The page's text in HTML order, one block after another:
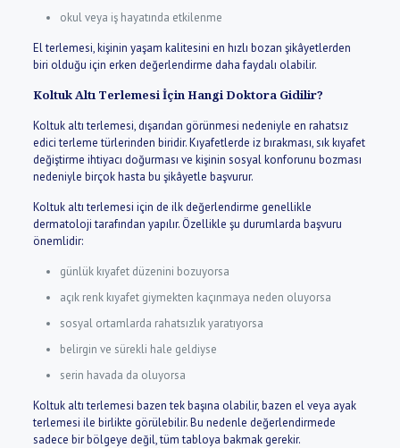
okul veya iş hayatında etkilenme
El terlemesi, kişinin yaşam kalitesini en hızlı bozan şikâyetlerden
biri olduğu için erken değerlendirme daha faydalı olabilir.
Koltuk Altı Terlemesi İçin Hangi Doktora Gidilir?
Koltuk altı terlemesi, dışarıdan görünmesi nedeniyle en rahatsız
edici terleme türlerinden biridir. Kıyafetlerde iz bırakması, sık kıyafet
değiştirme ihtiyacı doğurması ve kişinin sosyal konforunu bozması
nedeniyle birçok hasta bu şikâyetle başvurur.
Koltuk altı terlemesi için de ilk değerlendirme genellikle
dermatoloji tarafından yapılır. Özellikle şu durumlarda başvuru
önemlidir:
günlük kıyafet düzenini bozuyorsa
açık renk kıyafet giymekten kaçınmaya neden oluyorsa
sosyal ortamlarda rahatsızlık yaratıyorsa
belirgin ve sürekli hale geldiyse
serin havada da oluyorsa
Koltuk altı terlemesi bazen tek başına olabilir, bazen el veya ayak
terlemesi ile birlikte görülebilir. Bu nedenle değerlendirmede
sadece bir bölgeye değil, tüm tabloya bakmak gerekir.